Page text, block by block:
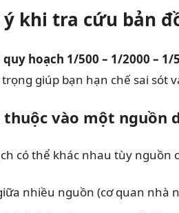
khi tra cứu bản
hoạch 1/500 – 1/2000 – 1/
giúp bạn hạn chế sai sót
thuộc vào một nguồn
có thể khác nhau tùy nguồn
nhiều nguồn (cơ quan nhà